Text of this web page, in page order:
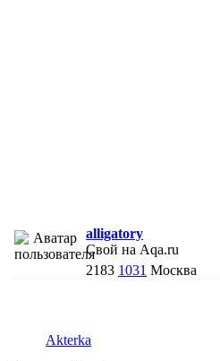
alligatory
Свой на Aqa.ru
2183 1031 Москва
Akterka